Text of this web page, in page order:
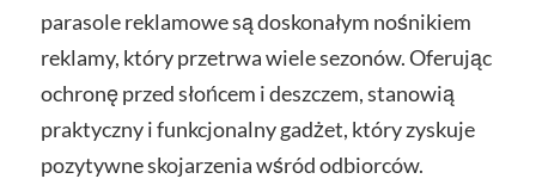
parasole reklamowe są doskonałym nośnikiem
reklamy, który przetrwa wiele sezonów. Oferując
ochronę przed słońcem i deszczem, stanowią
praktyczny i funkcjonalny gadżet, który zyskuje
pozytywne skojarzenia wśród odbiorców.